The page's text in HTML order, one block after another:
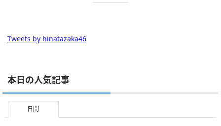
Tweets by hinatazaka46
本日の人気記事
日間